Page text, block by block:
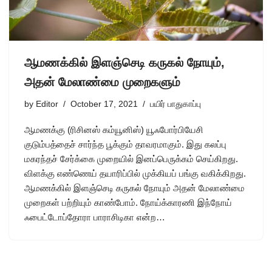
ஆமணக்கில் இளஞ்செடி கருகல் நோயும்,
அதன் மேலாண்மை முறைகளும்
by Editor October 17, 2021 பயிர் பாதுகாப்பு
ஆமணக்கு (ரிசினஸ் கம்யூனிஸ்) யூஃபோர்பியேசி
குடும்பத்தைச் சார்ந்த பூக்கும் தாவரமாகும். இது கலப்பு
மகரந்தச் சேர்க்கை முறையில் இனப்பெருக்கம் செய்கிறது.
விளக்கு எண்ணெய் தயாரிப்பில் முக்கியப் பங்கு வகிக்கிறது.
ஆமணக்கில் இளஞ்செடி கருகல் நோயும் அதன் மேலாண்மை
முறைகள் பற்றியும் காண்போம். நோய்க்காரணி இந்நோய்
ஃபைட்டோப்தோரா பாராசிடிகா என்ற…